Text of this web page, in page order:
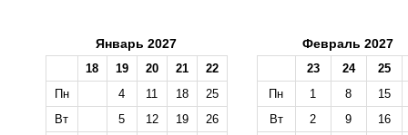
Январь 2027
18 19 20 21
22
Пн
4 11 18
25
Вт
5 12 19
26
Февраль 2027
23 24
25
Пн
1 8
15
Вт
2 9
16